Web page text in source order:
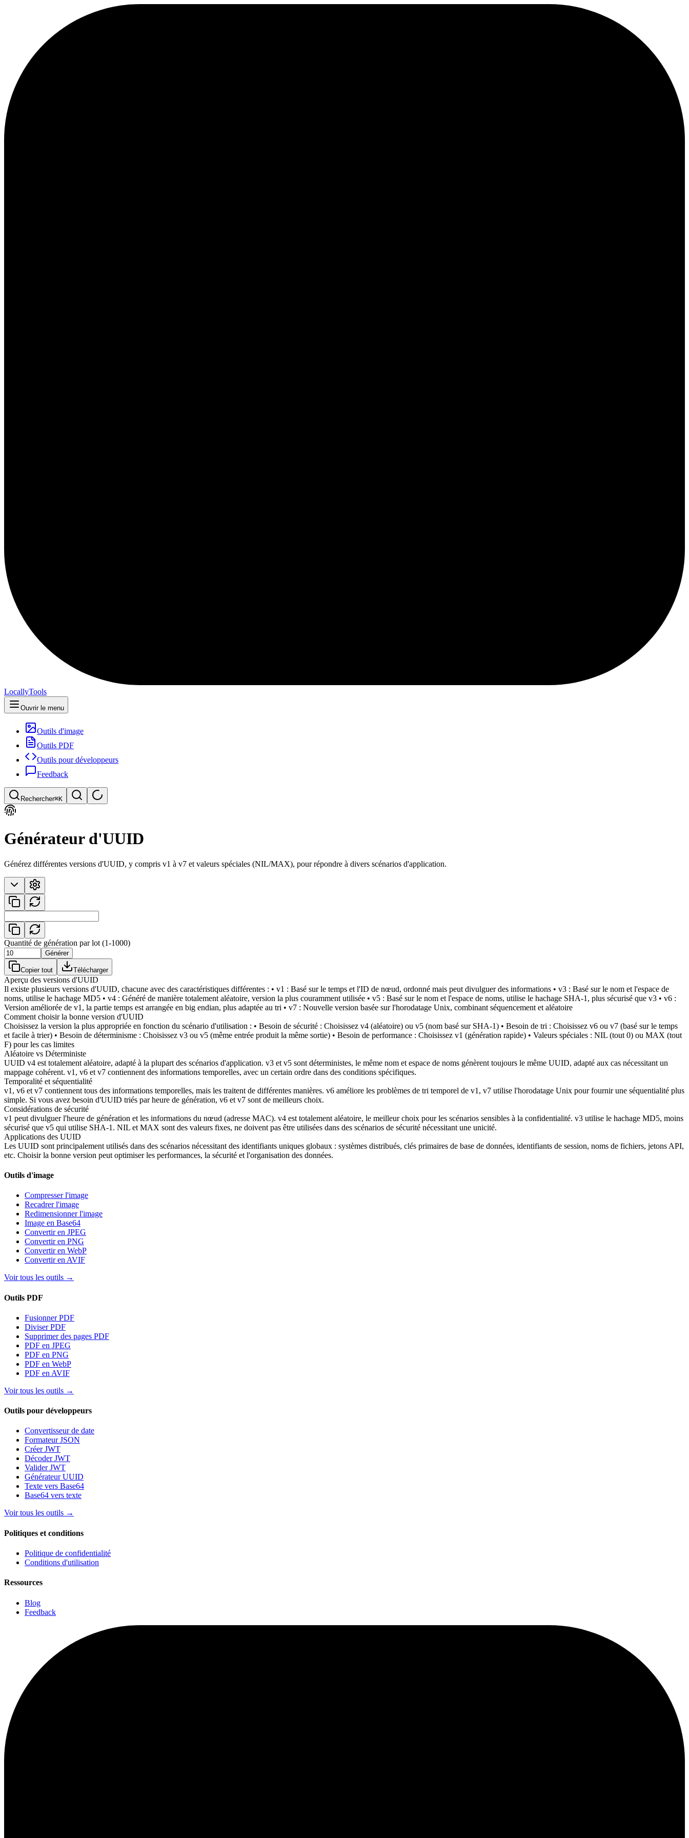
LocallyTools
Ouvrir le menu
Outils d'image
Outils PDF
Outils pour développeurs
Feedback
Rechercher⌘K
Rechercher des outils
Recherche rapide d'outils
Générateur d'UUID
Générez différentes versions d'UUID, y compris v1 à v7 et valeurs spéciales (NIL/MAX), pour répondre à divers scénarios d'application.
Quantité de génération par lot (1-1000)
Générer
Copier tout Télécharger
Aperçu des versions d'UUID
Il existe plusieurs versions d'UUID, chacune avec des caractéristiques différentes : • v1 : Basé sur le temps et l'ID de nœud, ordonné mais peut divulguer des informations • v3 : Basé sur le nom et l'espace de
noms, utilise le hachage MD5 • v4 : Généré de manière totalement aléatoire, version la plus couramment utilisée • v5 : Basé sur le nom et l'espace de noms, utilise le hachage SHA-1, plus sécurisé que v3 • v6 :
Version améliorée de v1, la partie temps est arrangée en big endian, plus adaptée au tri • v7 : Nouvelle version basée sur l'horodatage Unix, combinant séquencement et aléatoire
Comment choisir la bonne version d'UUID
Choisissez la version la plus appropriée en fonction du scénario d'utilisation : • Besoin de sécurité : Choisissez v4 (aléatoire) ou v5 (nom basé sur SHA-1) • Besoin de tri : Choisissez v6 ou v7 (basé sur le temps
et facile à trier) • Besoin de déterminisme : Choisissez v3 ou v5 (même entrée produit la même sortie) • Besoin de performance : Choisissez v1 (génération rapide) • Valeurs spéciales : NIL (tout 0) ou MAX (tout
F) pour les cas limites
Aléatoire vs Déterministe
UUID v4 est totalement aléatoire, adapté à la plupart des scénarios d'application. v3 et v5 sont déterministes, le même nom et espace de noms génèrent toujours le même UUID, adapté aux cas nécessitant un
mappage cohérent. v1, v6 et v7 contiennent des informations temporelles, avec un certain ordre dans des conditions spécifiques.
Temporalité et séquentialité
v1, v6 et v7 contiennent tous des informations temporelles, mais les traitent de différentes manières. v6 améliore les problèmes de tri temporel de v1, v7 utilise l'horodatage Unix pour fournir une séquentialité plus
simple. Si vous avez besoin d'UUID triés par heure de génération, v6 et v7 sont de meilleurs choix.
Considérations de sécurité
v1 peut divulguer l'heure de génération et les informations du nœud (adresse MAC). v4 est totalement aléatoire, le meilleur choix pour les scénarios sensibles à la confidentialité. v3 utilise le hachage MD5, moins
sécurisé que v5 qui utilise SHA-1. NIL et MAX sont des valeurs fixes, ne doivent pas être utilisées dans des scénarios de sécurité nécessitant une unicité.
Applications des UUID
Les UUID sont principalement utilisés dans des scénarios nécessitant des identifiants uniques globaux : systèmes distribués, clés primaires de base de données, identifiants de session, noms de fichiers, jetons API,
etc. Choisir la bonne version peut optimiser les performances, la sécurité et l'organisation des données.
Outils d'image
Compresser l'image
Recadrer l'image
Redimensionner l'image
Image en Base64
Convertir en JPEG
Convertir en PNG
Convertir en WebP
Convertir en AVIF
Voir tous les outils →
Outils PDF
Fusionner PDF
Diviser PDF
Supprimer des pages PDF
PDF en JPEG
PDF en PNG
PDF en WebP
PDF en AVIF
Voir tous les outils →
Outils pour développeurs
Convertisseur de date
Formateur JSON
Créer JWT
Décoder JWT
Valider JWT
Générateur UUID
Texte vers Base64
Base64 vers texte
Voir tous les outils →
Politiques et conditions
Politique de confidentialité
Conditions d'utilisation
Ressources
Blog
Feedback